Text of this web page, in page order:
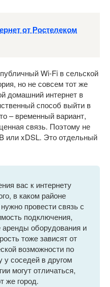
от Ростелеком
Wi-Fi в сельской
но не совсем тот же
домашний интернет в
способ выйти в
– временный вариант,
связь. Поэтому не
или xDSL. Это отдельный
вас к интернету
в каком районе
провести связь с
подключения,
оборудования и
тоже зависят от
возможности по
соседей в другом
могут отличаться,
же город.